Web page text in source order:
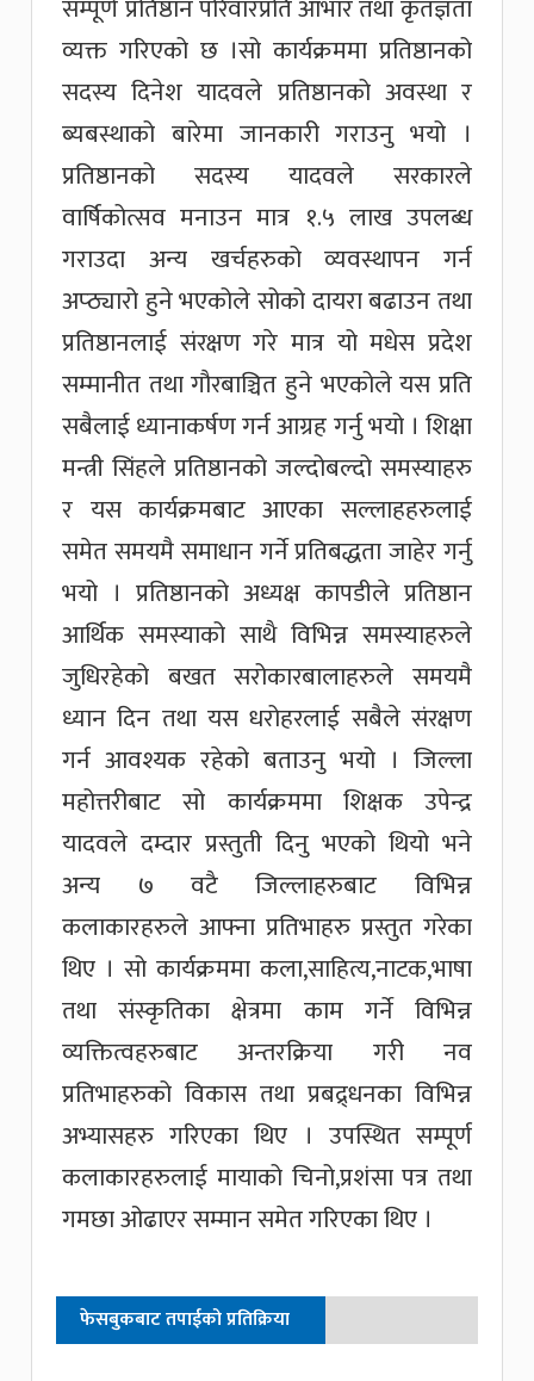
सम्पूर्ण प्रतिष्ठान परिवारप्रति आभार तथा कृतज्ञता
व्यक्त गरिएको छ ।सो कार्यक्रममा प्रतिष्ठानको
सदस्य दिनेश यादवले प्रतिष्ठानको अवस्था र
ब्यबस्थाको बारेमा जानकारी गराउनु भयो ।
प्रतिष्ठानको सदस्य यादवले सरकारले
वार्षिकोत्सव मनाउन मात्र १.५ लाख उपलब्ध
गराउदा अन्य खर्चहरुको व्यवस्थापन गर्न
अप्ठ्यारो हुने भएकोले सोको दायरा बढाउन तथा
प्रतिष्ठानलाई संरक्षण गरे मात्र यो मधेस प्रदेश
सम्मानीत तथा गौरबाञ्चित हुने भएकोले यस प्रति
सबैलाईध्यानाकर्षण गर्न आग्रह गर्नु भयो । शिक्षा
मन्त्री सिंहले प्रतिष्ठानको जल्दोबल्दो समस्याहरु
र यस कार्यक्रमबाट आएका सल्लाहहरुलाई
समेत समयमै समाधान गर्ने प्रतिबद्धता जाहेर गर्नु
भयो । प्रतिष्ठानको अध्यक्ष कापडीले प्रतिष्ठान
आर्थिक समस्याको साथै विभिन्न समस्याहरुले
जुधिरहेको बखत सरोकारबालाहरुले समयमै
ध्यान दिन तथा यस धरोहरलाई सबैले संरक्षण
गर्न आवश्यक रहेको बताउनु भयो । जिल्ला
महोत्तरीबाट सो कार्यक्रममा शिक्षक उपेन्द्र
यादवले दम्दार प्रस्तुती दिनु भएको थियो भने
अन्य ७ वटै जिल्लाहरुबाट विभिन्न
कलाकारहरुले आफ्ना प्रतिभाहरु प्रस्तुत गरेका
थिए । सो कार्यक्रममा कला,साहित्य,नाटक,भाषा
तथा संस्कृतिका क्षेत्रमा काम गर्ने विभिन्न
व्यक्तित्वहरुबाट अन्तरक्रिया गरी नव
प्रतिभाहरुको विकास तथा प्रबद्र्धनका विभिन्न
अभ्यासहरु गरिएका थिए । उपस्थित सम्पूर्ण
कलाकारहरुलाई मायाको चिनो,प्रशंसा पत्र तथा
गमछा ओढाएर सम्मान समेत गरिएका थिए ।
फेसबुकबाट तपाईको प्रतिक्रिया